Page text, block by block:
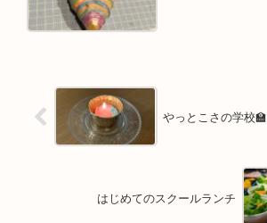
やっとこさの学校🏫
はじめてのスクールランチ